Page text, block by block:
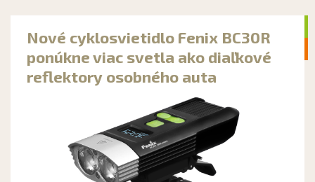
Nové cyklosvietidlo Fenix BC30R
ponúkne viac svetla ako diaľkové
reflektory osobného auta